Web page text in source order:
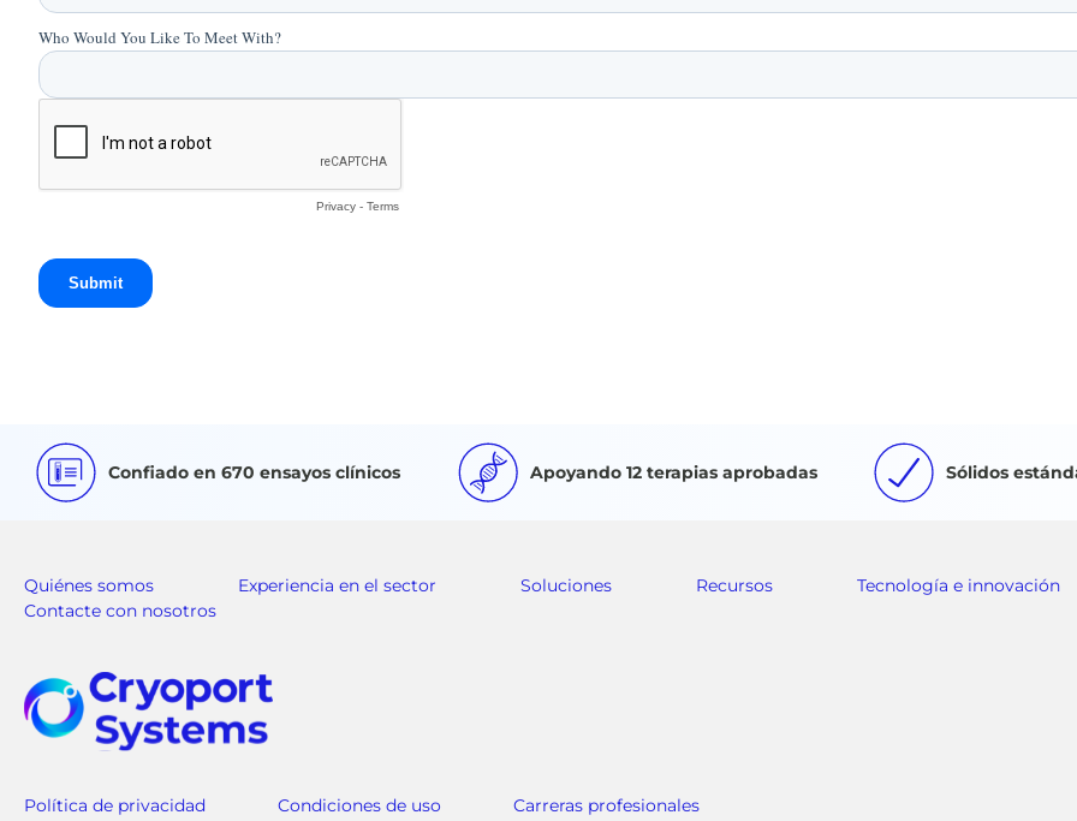
Confiado en 670 ensayos clínicos Apoyando 12 terapias aprobadas Sólidos
Quiénes somos Experiencia en el sector Soluciones Recursos
Tecnología e innovación
Contacte con nosotros
Política de privacidad Condiciones de uso Carreras profesionales